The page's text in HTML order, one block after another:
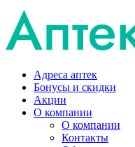
Адреса аптек
Бонусы и скидки
Акции
О компании
О компании
Контакты